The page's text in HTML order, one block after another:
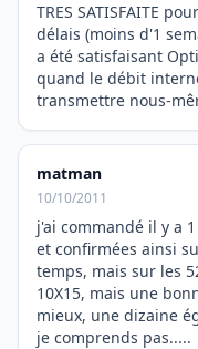
TRES SATISFAITE
délais (moins d'1
a été satisfaisant
quand le débit
transmettre nous-
matman
10/10/2011
j'ai commandé il y a
et confirmées ainsi
temps, mais sur les
10X15, mais une
mieux, une dizaine
je comprends pas.....